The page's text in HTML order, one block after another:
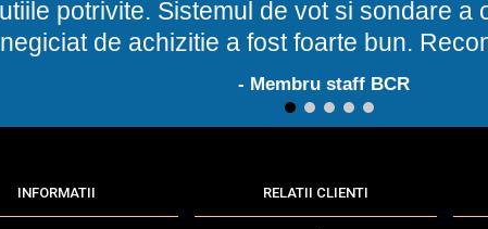
potrivite. Sistemul de vot si sondare
negiciat de achizitie a fost foarte bun.
- Membru staff BCR
1 2 3 4 5
INFORMATII RELATII CLIENTI